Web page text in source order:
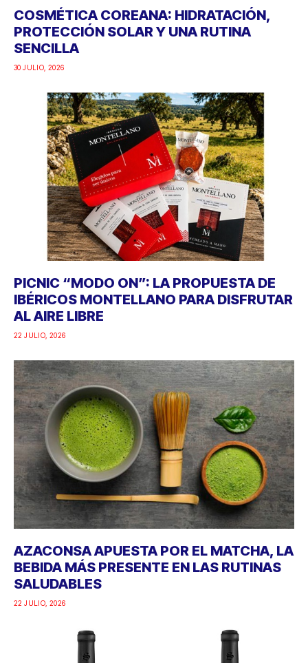
COSMÉTICA COREANA: HIDRATACIÓN,
PROTECCIÓN SOLAR Y UNA RUTINA
SENCILLA
30 JULIO, 2026
PICNIC “MODO ON”: LA PROPUESTA DE
IBÉRICOS MONTELLANO PARA DISFRUTAR
AL AIRE LIBRE
22 JULIO, 2026
AZACONSA APUESTA POR EL MATCHA, LA
BEBIDA MÁS PRESENTE EN LAS RUTINAS
SALUDABLES
22 JULIO, 2026